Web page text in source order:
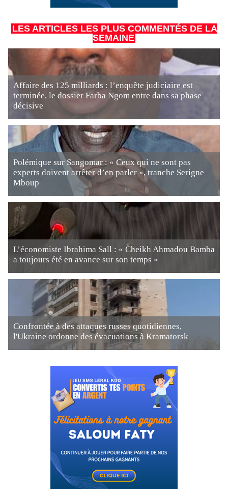
LES ARTICLES LES PLUS COMMENTÉS DE LA
SEMAINE
Affaire des 125 milliards : l’enquête judiciaire est
terminée, le dossier Farba Ngom entre dans sa phase
décisive
Polémique sur Sangomar : « Ceux qui ne sont pas
experts doivent arrêter d’en parler », tranche Serigne
Mboup
L’économiste Ibrahima Sall : « Cheikh Ahmadou Bamba
a toujours été en avance sur son temps »
Confrontée à des attaques russes quotidiennes,
l'Ukraine ordonne des évacuations à Kramatorsk